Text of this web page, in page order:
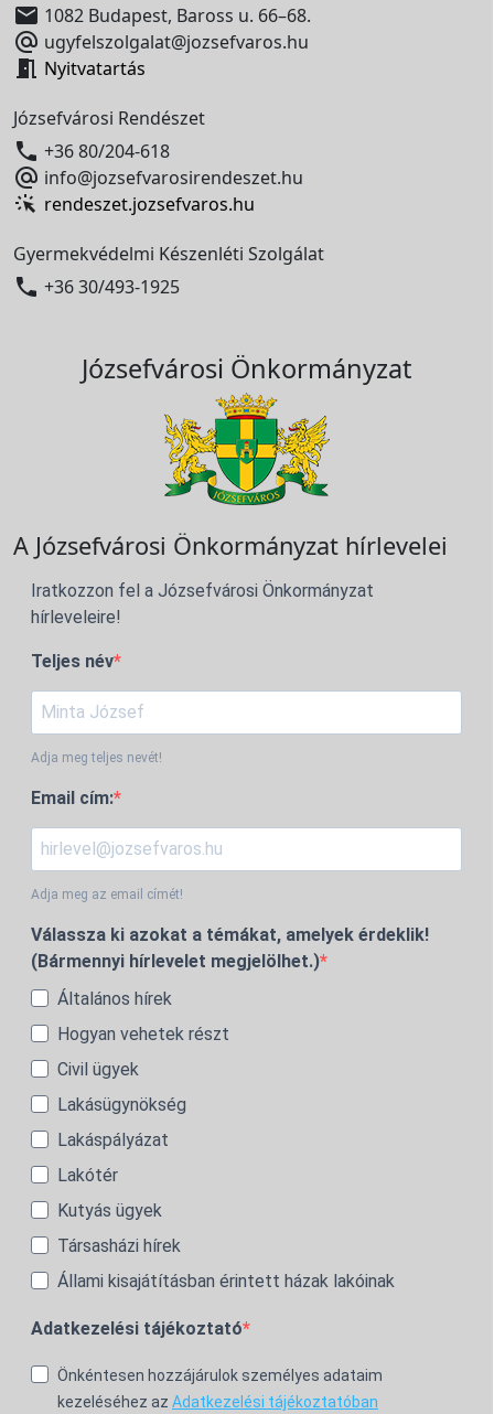
 1082 Budapest, Baross u. 66–68.
 ugyfelszolgalat@jozsefvaros.hu
 Nyitvatartás
Józsefvárosi Rendészet
 +36 80/204-618
 info@jozsefvarosirendeszet.hu
rendeszet.jozsefvaros.hu
Gyermekvédelmi Készenléti Szolgálat
 +36 30/493-1925
Józsefvárosi Önkormányzat
A Józsefvárosi Önkormányzat hírlevelei
Iratkozzon fel a Józsefvárosi Önkormányzat
hírleveleire!
Teljes név
Adja meg teljes nevét!
Email cím:
Adja meg az email címét!
Válassza ki azokat a témákat, amelyek érdeklik!
(Bármennyi hírlevelet megjelölhet.)
Általános hírek
Hogyan vehetek részt
Civil ügyek
Lakásügynökség
Lakáspályázat
Lakótér
Kutyás ügyek
Társasházi hírek
Állami kisajátításban érintett házak lakóinak
Adatkezelési tájékoztató
Önkéntesen hozzájárulok személyes adataim
kezeléséhez az Adatkezelési tájékoztatóban